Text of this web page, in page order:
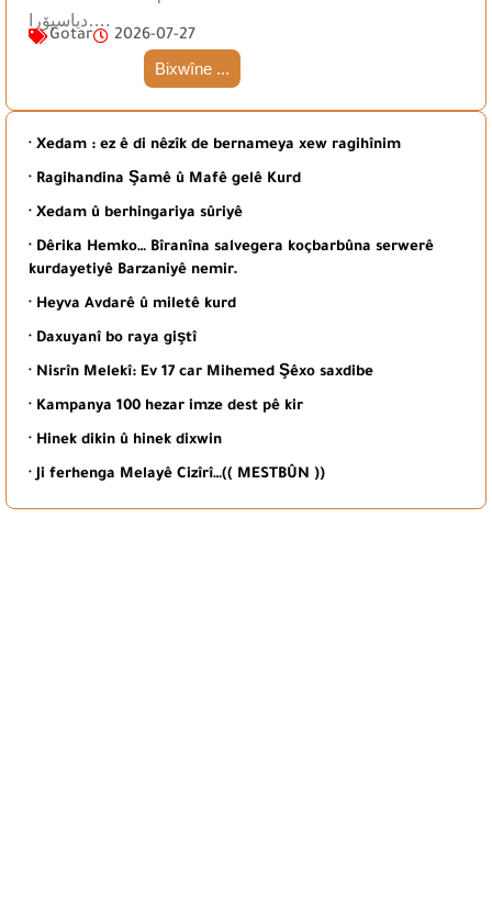
دیاسپۆرا….
Gotar 2026-07-27
Bixwîne ...
· Xedam : ez ê di nêzîk de bernameya xew ragihînim
· Ragihandina Şamê û Mafê gelê Kurd
· Xedam û berhingariya sûriyê
· Dêrika Hemko… Bîranîna salvegera koçbarbûna serwerê
kurdayetiyê Barzaniyê nemir.
· Heyva Avdarê û miletê kurd
· Daxuyanî bo raya giştî
· Nisrîn Melekî: Ev 17 car Mihemed Şêxo saxdibe
· Kampanya 100 hezar imze dest pê kir
· Hinek dikin û hinek dixwin
· Ji ferhenga Melayê Cizîrî…(( MESTBÛN ))